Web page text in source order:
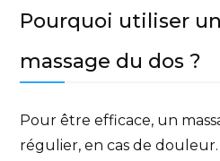
Pourquoi utiliser
massage du dos ?
Pour être efficace, un
régulier, en cas de